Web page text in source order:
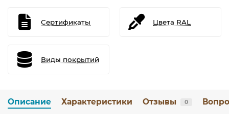
Сертификаты Цвета RAL
Виды покрытий
Описание Характеристики Отзывы 0